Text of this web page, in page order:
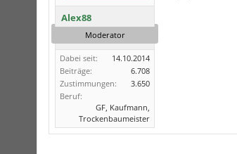
Alex88
Moderator
Dabei seit:
14.10.2014
Beiträge:
6.708
Zustimmungen:
3.650
Beruf:
GF, Kaufmann,
Trockenbaumeister